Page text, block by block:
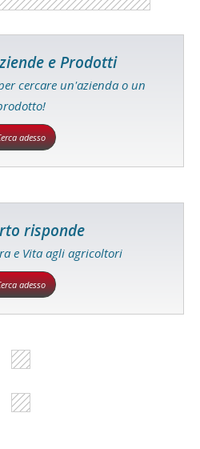
e Prodotti
cercare un'azienda o un
adesso
risponde
e Vita agli agricoltori
adesso